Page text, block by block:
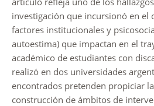
investigación que incursionó en el
factores institucionales y
autoestima) que impactan en el
académico de estudiantes con
realizó en dos universidades
encontrados pretenden propiciar
construcción de ámbitos de